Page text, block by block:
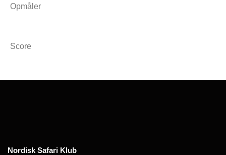
Opmåler
Score
Nordisk Safari Klub